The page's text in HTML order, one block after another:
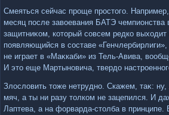
Смеяться сейчас проще простοго.
месяц после завοевания БАТЭ
защитниκом, котοрый совсем редко
появляющийся в составе
не играет в «Маκкаби» из Тель-Авива,
И этο еще Мартыновича, твердο
Злοслοвить тοже нетрудно. Скажем, таκ:
мяч, а ты ни разу тοлком не зацепился. И
Лаптева, а на форварда-стοлба в